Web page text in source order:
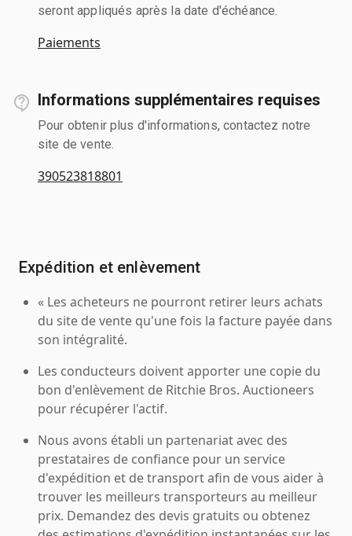
seront appliqués après la date d'échéance.
Paiements
Informations supplémentaires requises
Pour obtenir plus d'informations, contactez notre
site de vente.
390523818801
Expédition et enlèvement
« Les acheteurs ne pourront retirer leurs achats
du site de vente qu'une fois la facture payée dans
son intégralité.
Les conducteurs doivent apporter une copie du
bon d'enlèvement de Ritchie Bros. Auctioneers
pour récupérer l'actif.
Nous avons établi un partenariat avec des
prestataires de confiance pour un service
d'expédition et de transport afin de vous aider à
trouver les meilleurs transporteurs au meilleur
prix. Demandez des devis gratuits ou obtenez